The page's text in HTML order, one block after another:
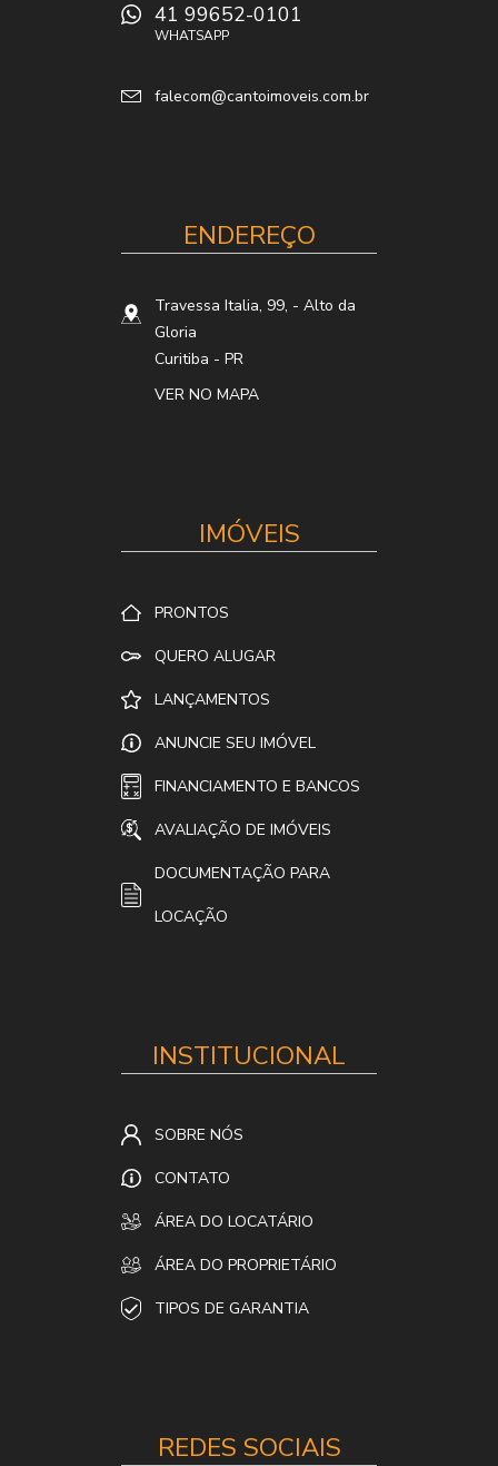
41 99652-0101
WHATSAPP
falecom@cantoimoveis.com.br
ENDEREÇO
Travessa Italia, 99, - Alto da
Gloria
Curitiba - PR
VER NO MAPA
IMÓVEIS
PRONTOS
QUERO ALUGAR
LANÇAMENTOS
ANUNCIE SEU IMÓVEL
FINANCIAMENTO E BANCOS
AVALIAÇÃO DE IMÓVEIS
DOCUMENTAÇÃO PARA
LOCAÇÃO
INSTITUCIONAL
SOBRE NÓS
CONTATO
ÁREA DO LOCATÁRIO
ÁREA DO PROPRIETÁRIO
TIPOS DE GARANTIA
REDES SOCIAIS